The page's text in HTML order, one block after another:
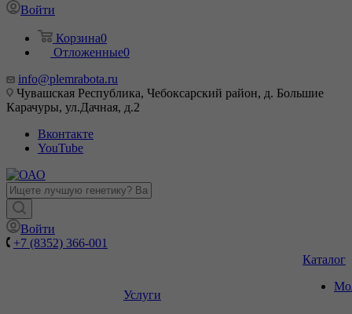
Войти
Корзина0
Отложенные0
info@plemrabota.ru
Чувашская Республика, Чебоксарский район, д. Большие
Карачуры, ул.Дачная, д.2
Вконтакте
YouTube
Войти
+7 (8352) 366-001
Услуги
Каталог